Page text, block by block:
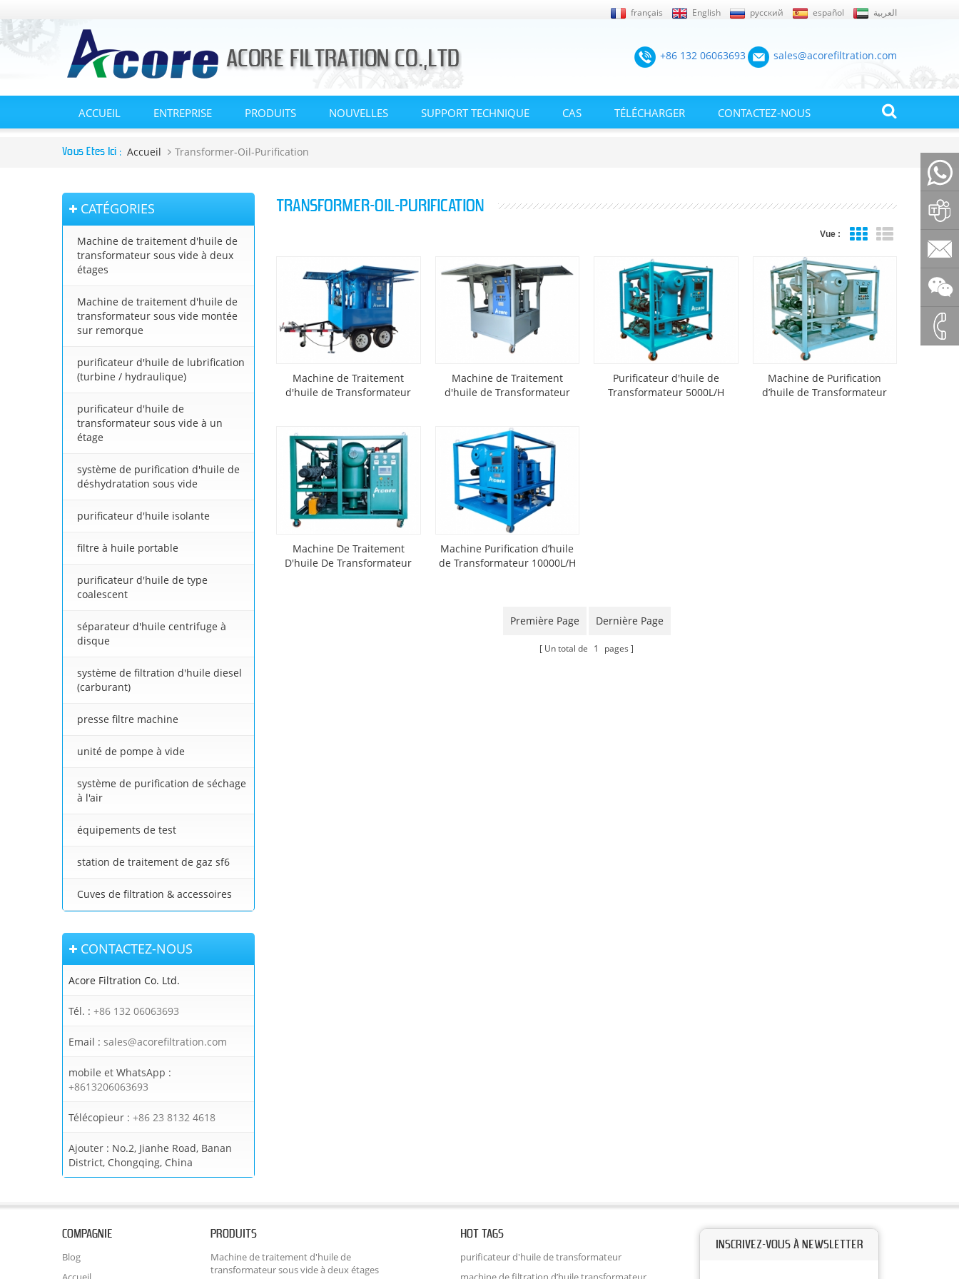
français English русский español العربية
+86 132 06063693 sales@acorefiltration.com
ACCUEIL ENTREPRISE PRODUITS NOUVELLES SUPPORT TECHNIQUE CAS TÉLÉCHARGER CONTACTEZ-NOUS
Vous Êtes Ici : Accueil Transformer-Oil-Purification
CATÉGORIES
Machine de traitement d'huile de
transformateur sous vide à deux
étages
Machine de traitement d'huile de
transformateur sous vide montée
sur remorque
purificateur d'huile de lubrification
(turbine / hydraulique)
purificateur d'huile de
transformateur sous vide à un
étage
système de purification d'huile de
déshydratation sous vide
purificateur d'huile isolante
filtre à huile portable
purificateur d'huile de type
coalescent
séparateur d'huile centrifuge à
disque
système de filtration d'huile diesel
(carburant)
presse filtre machine
unité de pompe à vide
système de purification de séchage
à l'air
équipements de test
station de traitement de gaz sf6
Cuves de filtration & accessoires
CONTACTEZ-NOUS
Acore Filtration Co. Ltd.
Tél. : +86 132 06063693
Email : sales@acorefiltration.com
mobile et WhatsApp :
+8613206063693
Télécopieur : +86 23 8132 4618
Ajouter : No.2, Jianhe Road, Banan
District, Chongqing, China
TRANSFORMER-OIL-PURIFICATION
Vue :
Machine de Traitement
d'huile de Transformateur
Machine de Traitement
d'huile de Transformateur
Purificateur d'huile de
Transformateur 5000L/H
Machine de Purification
d’huile de Transformateur
Machine De Traitement
D'huile De Transformateur
Machine Purification d’huile
de Transformateur 10000L/H
Première Page Dernière Page
Un total de 1 pages
COMPAGNIE
Blog
PRODUITS
Machine de traitement d'huile de
transformateur sous vide à deux étages
HOT TAGS
purificateur d'huile de transformateur
INSCRIVEZ-VOUS À NEWSLETTER
Rufus
Huang